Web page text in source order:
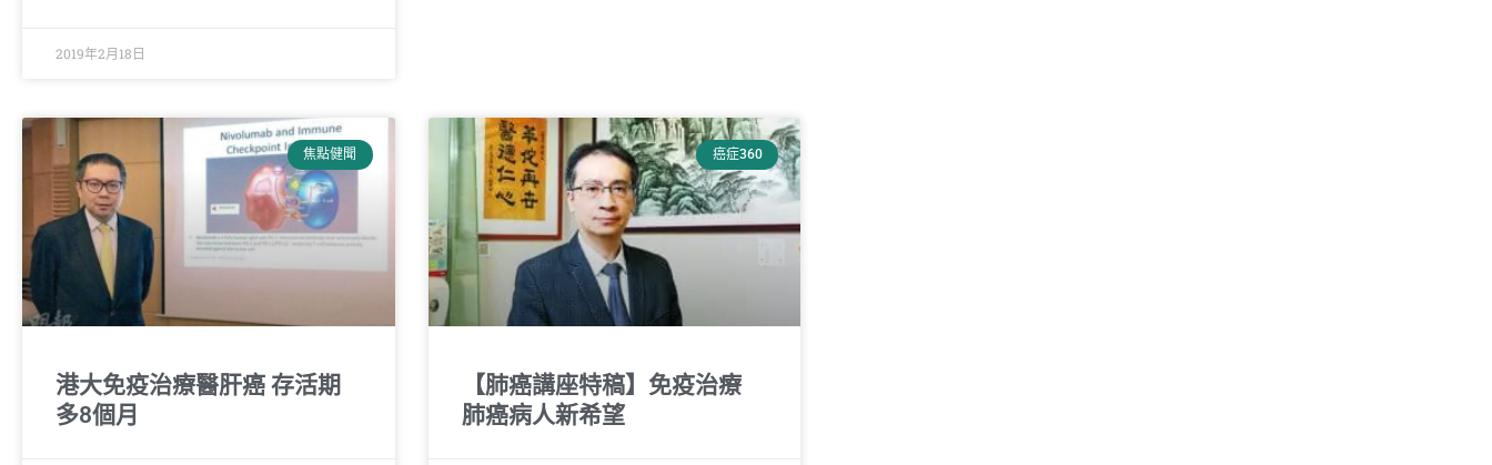
2019年2月18日
焦點健聞
港大免疫治療醫肝癌 存活期
多8個月
癌症360
【肺癌講座特稿】免疫治療
肺癌病人新希望